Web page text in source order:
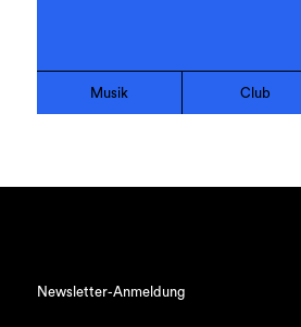
Musik Club
Newsletter-Anmeldung